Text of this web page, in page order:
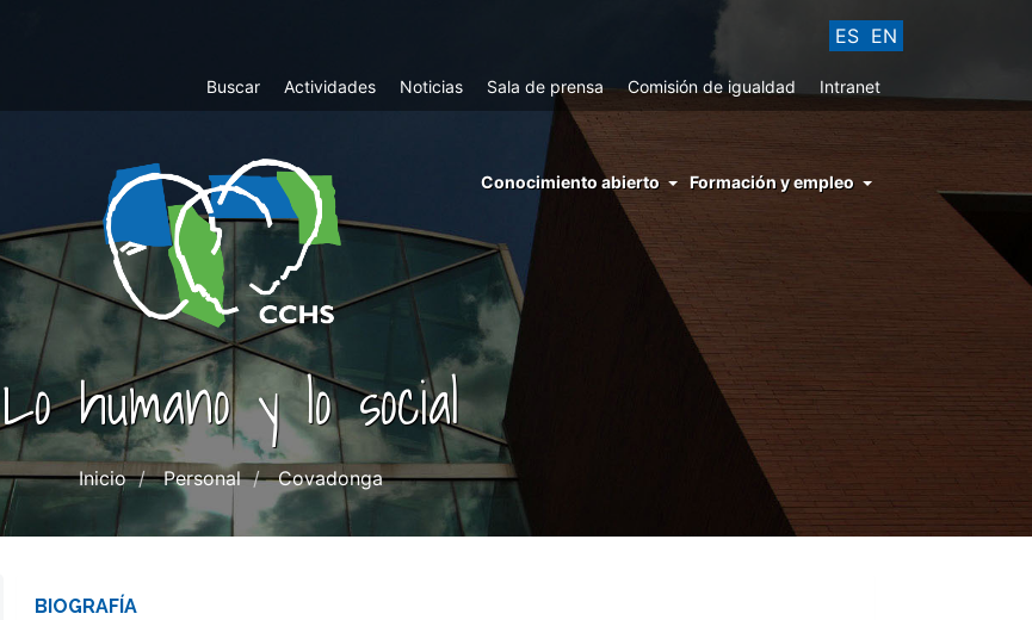
ES EN
Top
Buscar Actividades Noticias Sala de prensa Comisión de igualdad Intranet
menu
conocimiento
abierto
Conocimiento abierto Formación y empleo
Lo humano y lo social
Inicio Personal Covadonga
BIOGRAFÍA